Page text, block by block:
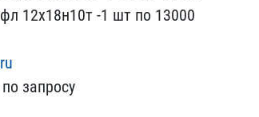
​12х18н10т -1 шт по 13000​
запрос​у